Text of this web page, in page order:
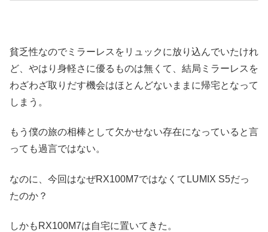
貧乏性なのでミラーレスをリュックに放り込んでいたけれ
ど、やはり身軽さに優るものは無くて、結局ミラーレスを
わざわざ取りだす機会はほとんどないままに帰宅となって
しまう。
もう僕の旅の相棒として欠かせない存在になっていると言
っても過言ではない。
なのに、今回はなぜRX100M7ではなくてLUMIX S5だっ
たのか？
しかもRX100M7は自宅に置いてきた。